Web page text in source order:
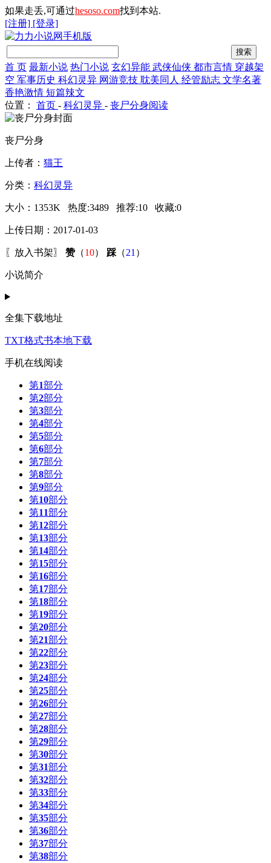
如果走丢,可通过hesoso.com找到本站.
[注册] [登录]
首 页 最新小说 热门小说 玄幻异能 武侠仙侠 都市言情 穿越架
空 军事历史 科幻灵异 网游竞技 耽美同人 经管励志 文学名著
香艳激情 短篇辣文
位置： 首页 - 科幻灵异 - 丧尸分身阅读
丧尸分身
上传者： 猫王
分类： 科幻灵异
大小： 1353K 热度:3489 推荐:10 收藏:0
上传日期：2017-01-03
〖 放入书架〗 赞（10） 踩 （21 ）
小说简介
全集下载地址
TXT格式书本地下载
手机在线阅读
第1部分
第2部分
第3部分
第4部分
第5部分
第6部分
第7部分
第8部分
第9部分
第10部分
第11部分
第12部分
第13部分
第14部分
第15部分
第16部分
第17部分
第18部分
第19部分
第20部分
第21部分
第22部分
第23部分
第24部分
第25部分
第26部分
第27部分
第28部分
第29部分
第30部分
第31部分
第32部分
第33部分
第34部分
第35部分
第36部分
第37部分
第38部分